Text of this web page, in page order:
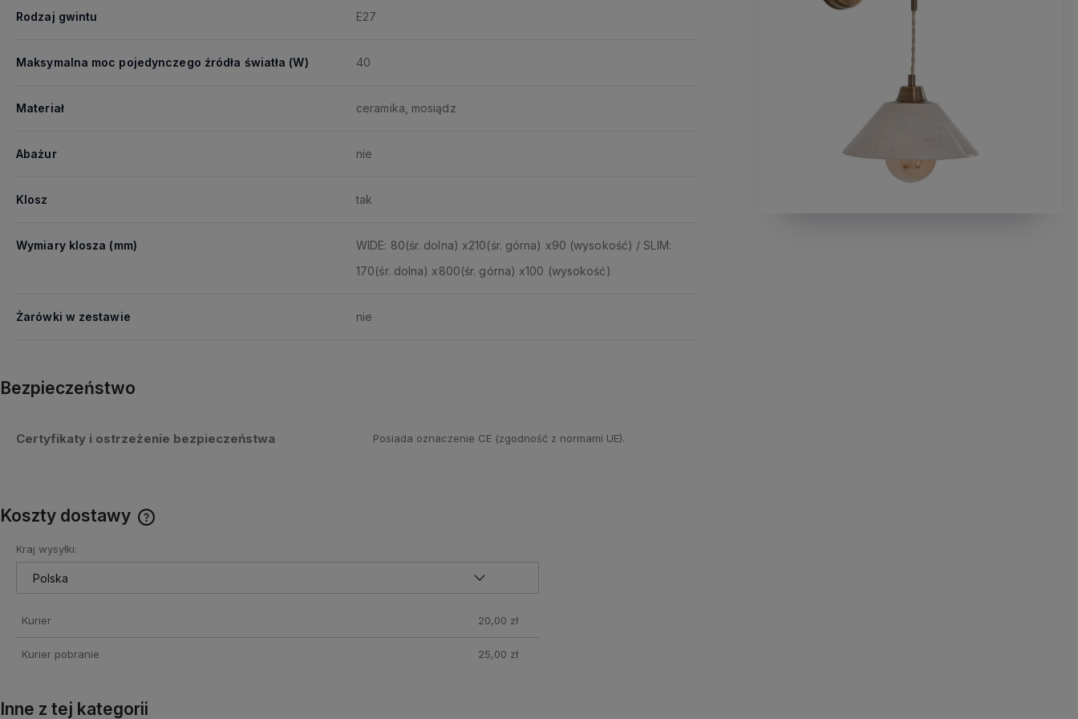
Rodzaj gwintu E27
Maksymalna moc pojedynczego źródła światła (W) 40
Materiał ceramika, mosiądz
Abażur nie
Klosz tak
Wymiary klosza (mm)
WIDE: 80(śr. dolna) x210(śr. górna) x90 (wysokość) / SLIM:
170(śr. dolna) x800(śr. górna) x100 (wysokość)
Żarówki w zestawie nie
Bezpieczeństwo
Certyfikaty i ostrzeżenie bezpieczeństwa Posiada oznaczenie CE (zgodność z normami UE).
Koszty dostawy
Kraj wysyłki:
Kurier 20,00 zł
Kurier pobranie 25,00 zł
Inne z tej kategorii